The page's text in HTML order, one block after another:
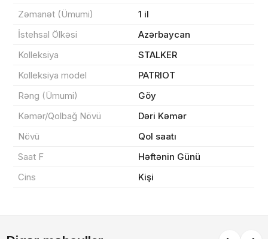
Zəmanət (Ümumi)
1 il
İstehsal Ölkəsi
Azərbaycan
Kolleksiya
STALKER
Kolleksiya model
PATRIOT
Rəng (Ümumi)
Göy
Kəmər/Qolbağ Növü
Dəri Kəmər
Növü
Qol saatı
Saat F
Həftənin Günü
Cins
Kişi
Endirim